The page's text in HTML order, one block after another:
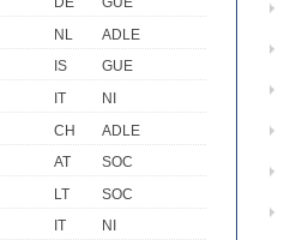
NL
ADLE
IS
GUE
IT
NI
CH
ADLE
AT
SOC
LT
SOC
IT
NI